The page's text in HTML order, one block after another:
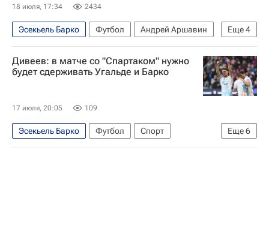
18 июля, 17:34 2434
Еще4
Эсекьель Барко Футбол
Андрей Аршавин
Зенит
Спартак Москва
Александр Соболев
Дивеев: в матче со "Спартаком" нужно
будет сдерживать Угальде и Барко
17 июля, 20:05 109
Еще6
Эсекьель Барко Футбол
Спорт
Манфред Угальде
Игорь Дивеев